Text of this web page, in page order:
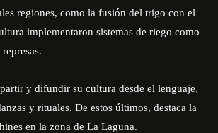
regiones, como la fusión del trigo con el
implementaron sistemas de riego como
y difundir su cultura desde el lenguaje,
y rituales. De estos últimos, destaca la
en la zona de La Laguna.